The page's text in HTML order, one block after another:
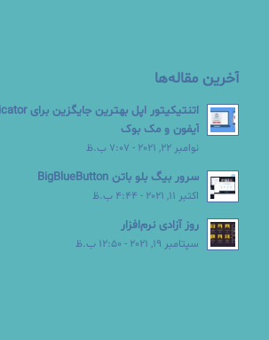
آخرین مقاله‌ها
آیفون و مک بوک
نوامبر 22, 2021 - 7:07 ب.ظ
سرور بیگ بلو باتن BigBlueButton
اکتبر 11, 2021 - 4:44 ب.ظ
روز آزادی نرم‌افزار
سپتامبر 19, 2021 - 12:50 ب.ظ